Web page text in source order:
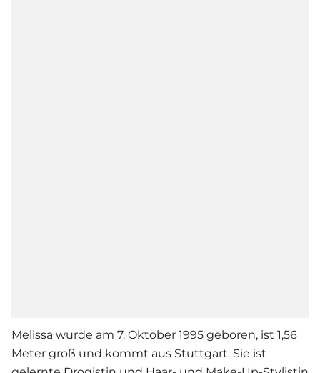
Melissa wurde am 7. Oktober 1995 geboren, ist 1,56
Meter groß und kommt aus Stuttgart. Sie ist